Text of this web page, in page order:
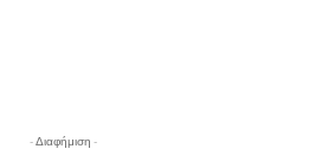
- Διαφήμιση -